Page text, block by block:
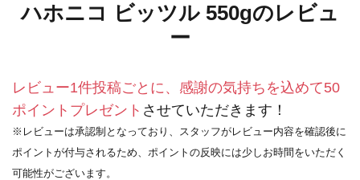
ハホニコ ビッツル 550gのレビュ
ー
レビュー1件投稿ごとに、感謝の気持ちを込めて50
ポイントプレゼント させていただきます！
※レビューは承認制となっており、スタッフがレビュー内容を確認後に
ポイントが付与されるため、ポイントの反映には少しお時間をいただく
可能性がございます。